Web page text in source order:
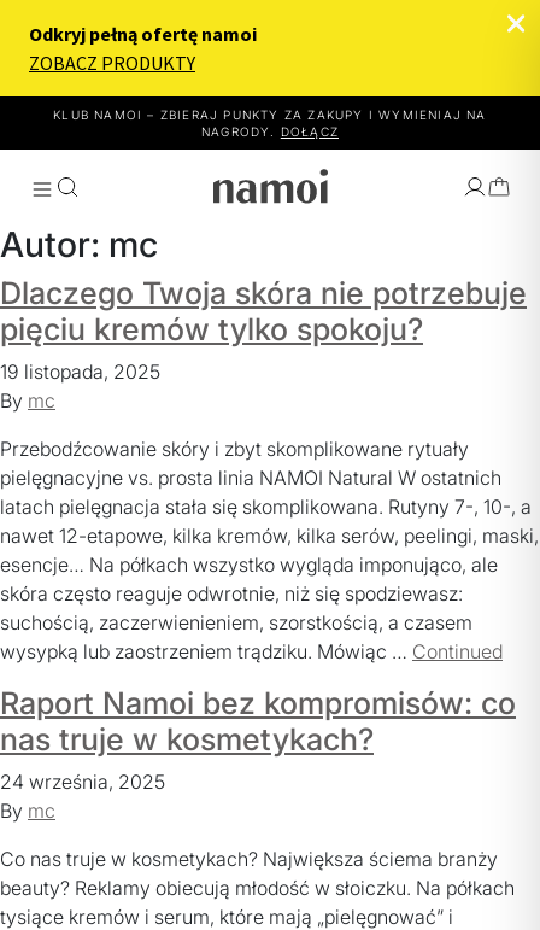
KLUB NAMOI – ZBIERAJ PUNKTY ZA ZAKUPY I WYMIENIAJ NA
NAGRODY.
DOŁĄCZ
WYBIERZ EFEKT
JAK TO DZIAŁA
O NAMOI
POLITYKA PRYWATNOŚCI
REGULAMIN SKLEPU
WYSYŁKA
Autor: mc
Dlaczego Twoja skóra nie potrzebuje
pięciu kremów tylko spokoju?
19 listopada, 2025
By mc
Przebodźcowanie skóry i zbyt skomplikowane rytuały
pielęgnacyjne vs. prosta linia NAMOI Natural W ostatnich
latach pielęgnacja stała się skomplikowana. Rutyny 7-, 10-, a
nawet 12-etapowe, kilka kremów, kilka serów, peelingi, maski,
esencje… Na półkach wszystko wygląda imponująco, ale
skóra często reaguje odwrotnie, niż się spodziewasz:
suchością, zaczerwienieniem, szorstkością, a czasem
wysypką lub zaostrzeniem trądziku. Mówiąc … Continued
Raport Namoi bez kompromisów: co
nas truje w kosmetykach?
24 września, 2025
By mc
Co nas truje w kosmetykach? Największa ściema branży
beauty? Reklamy obiecują młodość w słoiczku. Na półkach
tysiące kremów i serum, które mają „pielęgnować” i